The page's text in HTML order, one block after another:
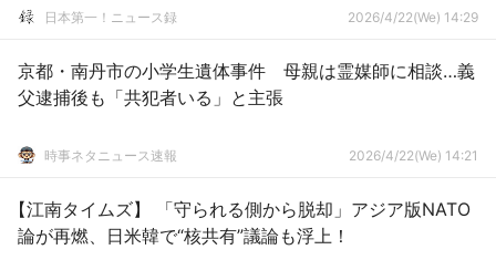
日本第一！ニュース録 2026/4/22(We) 14:29
京都・南丹市の小学生遺体事件 母親は霊媒師に相談…義
父逮捕後も「共犯者いる」と主張
時事ネタニュース速報 2026/4/22(We) 14:21
【江南タイムズ】 「守られる側から脱却」アジア版NATO
論が再燃、日米韓で“核共有”議論も浮上！